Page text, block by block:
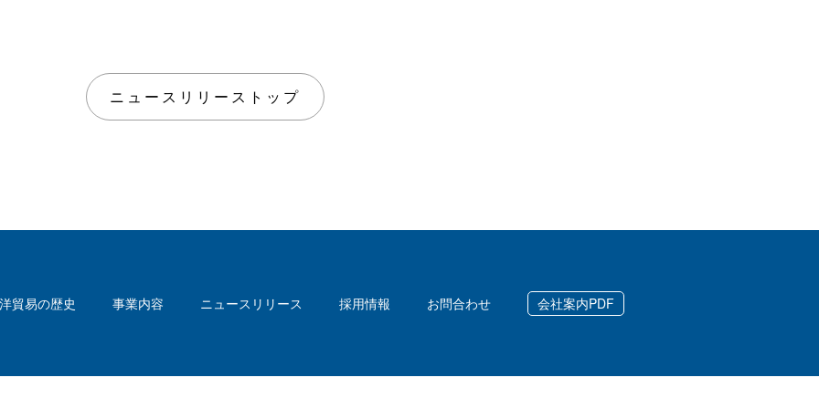
ニュースリリーストップ
貿易の歴史 事業内容 ニュースリリース 採用情報 お問合わせ 会社案内PDF